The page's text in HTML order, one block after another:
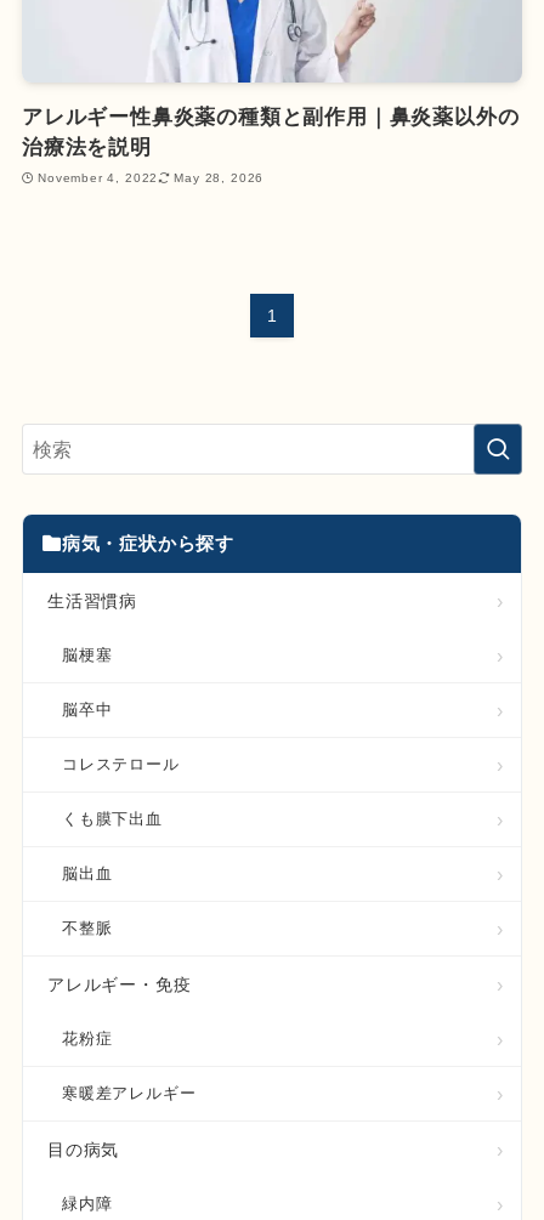
アレルギー性鼻炎薬の種類と副作用｜鼻炎薬以外の
治療法を説明
November 4, 2022 May 28, 2026
1
病気・症状から探す
生活習慣病
脳梗塞
脳卒中
コレステロール
くも膜下出血
脳出血
不整脈
アレルギー・免疫
花粉症
寒暖差アレルギー
目の病気
緑内障